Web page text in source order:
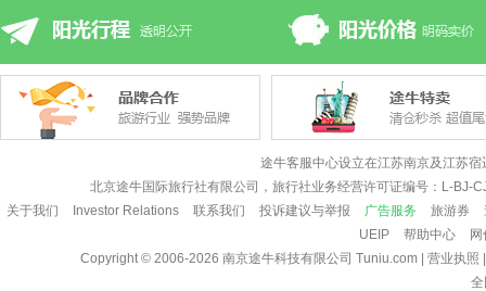
途牛客服中心设立在江苏南京及江苏
北京途牛国际旅行社有限公司，旅行社业务经营许可证编号：L-
关于我们
Investor Relations 联系我们 投诉建议与举报 广告服务 旅游券
UEIP
帮助中心
Copyright © 2006-2026南京途牛科技有限公司 Tuniu.com |营业执照